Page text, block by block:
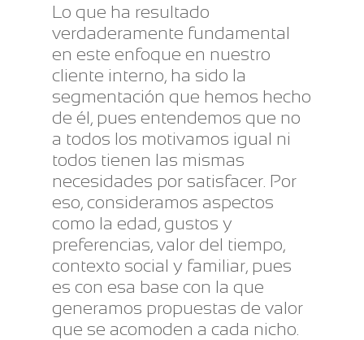
Lo que ha resultado
verdaderamente fundamental
en este enfoque en nuestro
cliente interno, ha sido la
segmentación que hemos hecho
de él, pues entendemos que no
a todos los motivamos igual ni
todos tienen las mismas
necesidades por satisfacer. Por
eso, consideramos aspectos
como la edad, gustos y
preferencias, valor del tiempo,
contexto social y familiar, pues
es con esa base con la que
generamos propuestas de valor
que se acomoden a cada nicho.